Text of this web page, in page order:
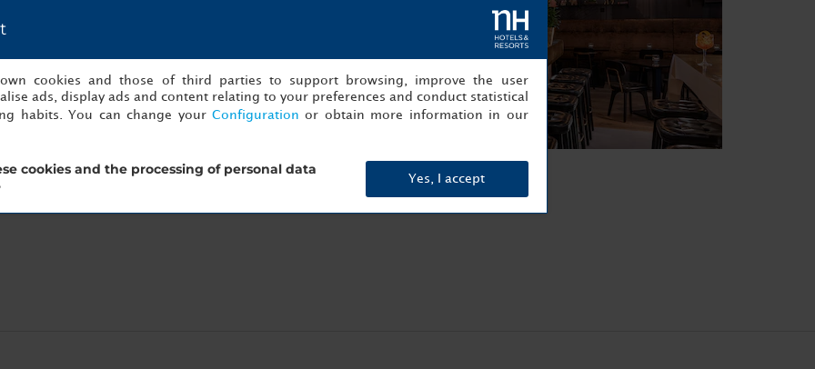
buffet offrant un large
un menu complet de
cocktails, bières et vins.
cookies and those of third parties to support browsing, improve the user
ads, display ads and content relating to your preferences and conduct statistical
habits. You can change your Configuration or obtain more information in our
cookies and the processing of personal data
Yes, I accept